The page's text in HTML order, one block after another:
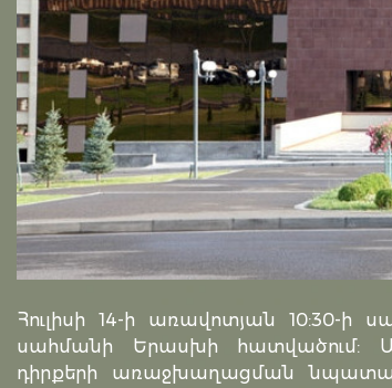
Հուլիսի 14-ի առավոտյան 10:30-ի
սահմանի Երասխի հատվածում:
դիրքերի առաջխաղացման